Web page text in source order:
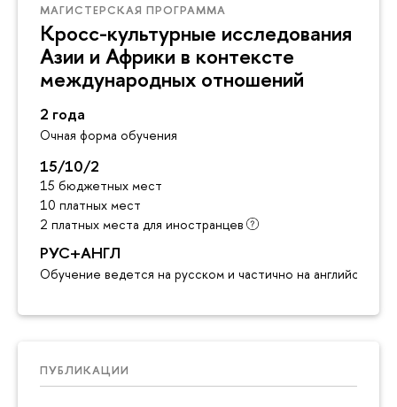
МАГИСТЕРСКАЯ ПРОГРАММА
Кросс-культурные исследования
Азии и Африки в контексте
международных отношений
2 года
Очная форма обучения
15/10/2
15 бюджетных мест
10 платных мест
2 платных места для иностранцев
РУС+АНГЛ
Обучение ведется на русском и частично на английском
ПУБЛИКАЦИИ